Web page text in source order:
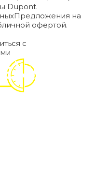
Dupont.
Предложения на
офертой.
с